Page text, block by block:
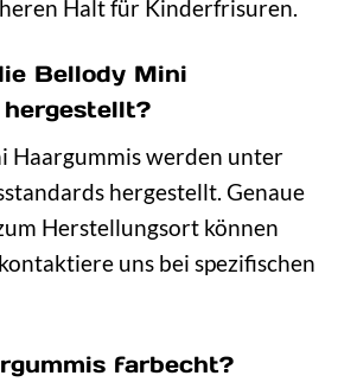
Halt für Kinderfrisuren.
Bellody Mini
hergestellt?
Haargummis werden unter
hergestellt. Genaue
Herstellungsort können
uns bei spezifischen
farbecht?